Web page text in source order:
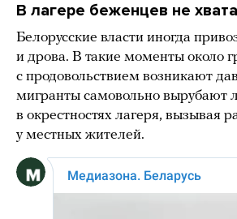
В лагере беженцев не
Белорусские власти иногда
и дрова. В такие моменты около
с продовольствием возникают
мигранты самовольно вырубают
в окрестностях лагеря, вызывая
у местных жителей.